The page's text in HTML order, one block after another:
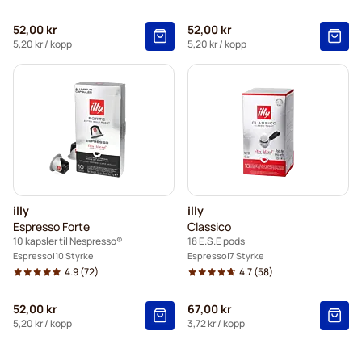
52,00 kr
5,20 kr/ kopp
52,00 kr
5,20 kr/ kopp
illy
Espresso Forte
10 kapsler til Nespresso®
Espresso 10 Styrke
4.9(72)
52,00 kr
5,20 kr/ kopp
illy
Classico
18 E.S.E pods
Espresso 7 Styrke
4.7(58)
67,00 kr
3,72 kr/ kopp